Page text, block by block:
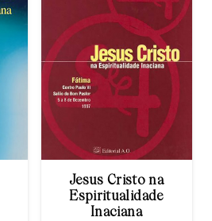
Jesus Cristo na
Espiritualidade
Inaciana